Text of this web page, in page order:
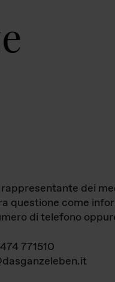
z
rappresentante dei
questione come
di telefono
771510